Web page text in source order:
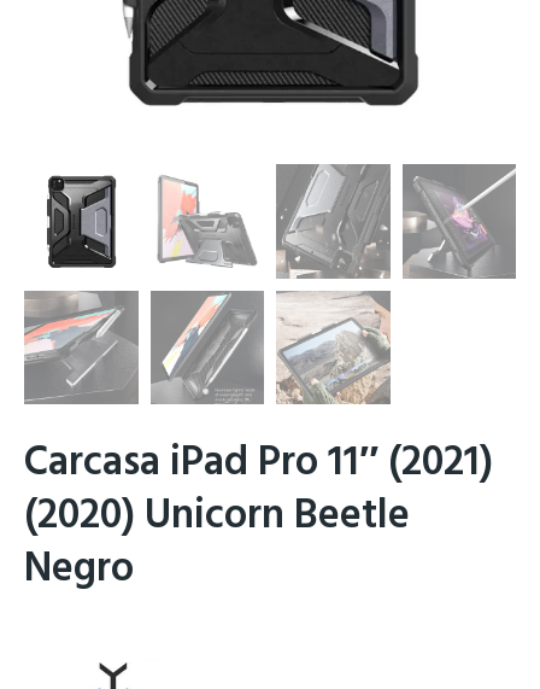
Carcasa iPad Pro 11″ (2021)
(2020) Unicorn Beetle
Negro